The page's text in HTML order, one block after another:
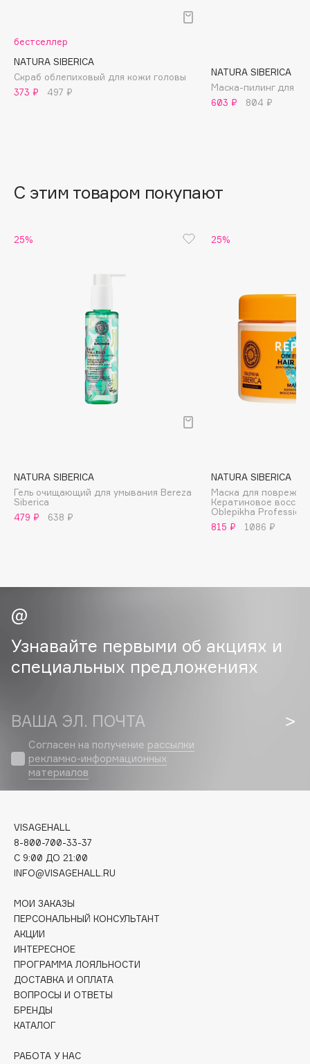
Babor
Baffy
Balmain Hair Couture
ЭКСКЛЮЗИВ
Banderas
Beautyblades
НОВИНКА
Bebble
Brunello Cucinelli
Bvlgari
C
Cadence
Capelli Dorati
Carolina Herrera
Catrice
Celimax
Cettua
Clarins
Clarins Precious
Clinique
Clive Christian
Club De Nuit
Collagenina
Consly
Corimo
CosRX
Cottolina
Cunzite
бестселлер
NATURA SIBERICA
Скраб облепиховый для кожи головы
373 ₽
497 ₽
NATURA SIBERICA
Маска-пилинг для
603 ₽
804 ₽
С этим товаром покупают
25%
NATURA SIBERICA
Гель очищающий для умывания Bereza
Siberica
479 ₽
638 ₽
25%
NATURA SIBERICA
Маска для
Кератиновое
Oblepikha
815 ₽
1086 ₽
Узнавайте первыми об акциях и
специальных предложениях
ВАША ЭЛ. ПОЧТА
Согласен на получение рассылки
рекламно-информационных
материалов
VISAGEHALL
8-800-700-33-37
C 9:00 ДО 21:00
INFO@VISAGEHALL.RU
МОИ ЗАКАЗЫ
ПЕРСОНАЛЬНЫЙ КОНСУЛЬТАНТ
АКЦИИ
ИНТЕРЕСНОЕ
ПРОГРАММА ЛОЯЛЬНОСТИ
ДОСТАВКА И ОПЛАТА
ВОПРОСЫ И ОТВЕТЫ
БРЕНДЫ
КАТАЛОГ
РАБОТА У НАС